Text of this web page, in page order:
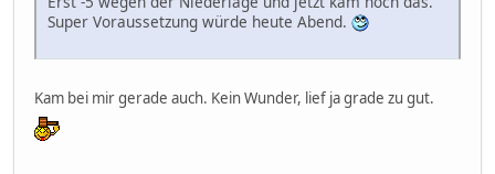
Super Voraussetzung würde heute Abend.
Kam bei mir gerade auch. Kein Wunder, lief ja grade zu gut.